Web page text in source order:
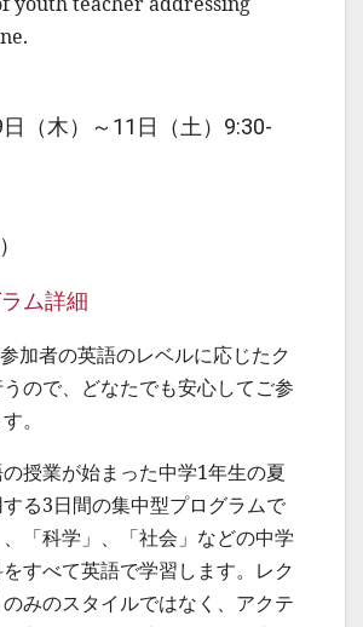
（木）～11日（土）9:30-
ム詳細
加者の英語のレベルに応じたク
ので、どなたでも安心してご参
。
授業が始まった中学1年生の夏
る3日間の集中型プログラムで
「科学」、「社会」などの中学
すべて英語で学習します。レク
みのスタイルではなく、アクテ